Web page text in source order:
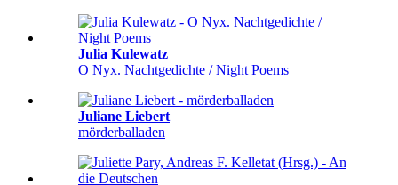
Julia Kulewatz
O Nyx. Nachtgedichte / Night Poems
Juliane Liebert
mörderballaden